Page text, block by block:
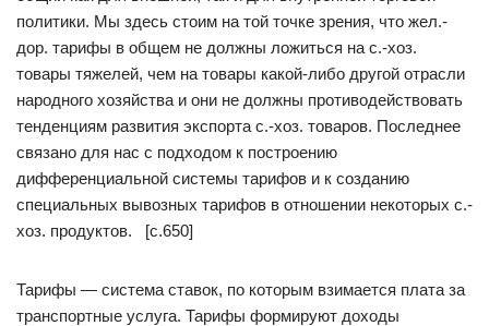
политики. Мы здесь стоим на той точке зрения, что жел.-
дор. тарифы в общем не должны ложиться на с.-хоз.
товары тяжелей, чем на товары какой-либо другой отрасли
народного хозяйства и они не должны противодействовать
тенденциям развития экспорта с.-хоз. товаров. Последнее
связано для нас с подходом к построению
дифференциальной системы тарифов и к созданию
специальных вывозных тарифов в отношении некоторых с.-
хоз. продуктов. [c.650]
Тарифы — система ставок, по которым взимается плата за
транспортные услуга. Тарифы формируют доходы